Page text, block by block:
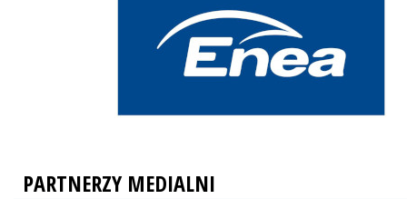
PARTNERZY MEDIALNI